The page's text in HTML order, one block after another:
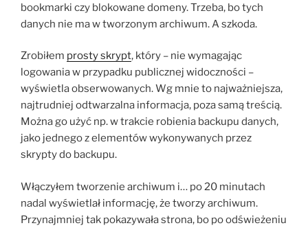
bookmarki czy blokowane domeny. Trzeba, bo tych
danych nie ma w tworzonym archiwum. A szkoda.
Zrobiłem prosty skrypt, który – nie wymagając
logowania w przypadku publicznej widoczności –
wyświetla obserwowanych. Wg mnie to najważniejsza,
najtrudniej odtwarzalna informacja, poza samą treścią.
Można go użyć np. w trakcie robienia backupu danych,
jako jednego z elementów wykonywanych przez
skrypty do backupu.
Włączyłem tworzenie archiwum i… po 20 minutach
nadal wyświetlał informację, że tworzy archiwum.
Przynajmniej tak pokazywała strona, bo po odświeżeniu